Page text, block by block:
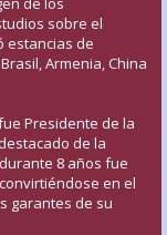
sobre el
estancias de
Armenia, China
Presidente de la
de la
8 años fue
en el
garantes de su